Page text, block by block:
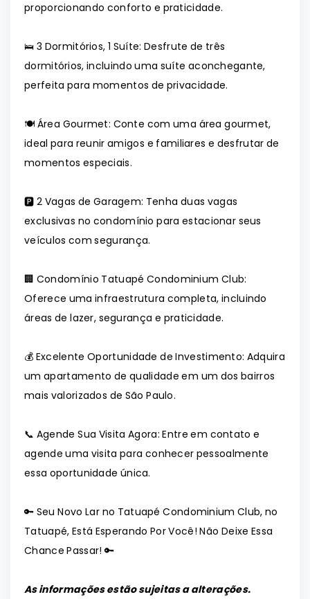
proporcionando conforto e praticidade.
🛌 3 Dormitórios, 1 Suíte: Desfrute de três
dormitórios, incluindo uma suíte aconchegante,
perfeita para momentos de privacidade.
🍽️ Área Gourmet: Conte com uma área gourmet,
ideal para reunir amigos e familiares e desfrutar de
momentos especiais.
🅿️ 2 Vagas de Garagem: Tenha duas vagas
exclusivas no condomínio para estacionar seus
veículos com segurança.
🏢 Condomínio Tatuapé Condominium Club:
Oferece uma infraestrutura completa, incluindo
áreas de lazer, segurança e praticidade.
💰 Excelente Oportunidade de Investimento: Adquira
um apartamento de qualidade em um dos bairros
mais valorizados de São Paulo.
📞 Agende Sua Visita Agora: Entre em contato e
agende uma visita para conhecer pessoalmente
essa oportunidade única.
🔑 Seu Novo Lar no Tatuapé Condominium Club, no
Tatuapé, Está Esperando Por Você! Não Deixe Essa
Chance Passar! 🔑
As informações estão sujeitas a alterações.